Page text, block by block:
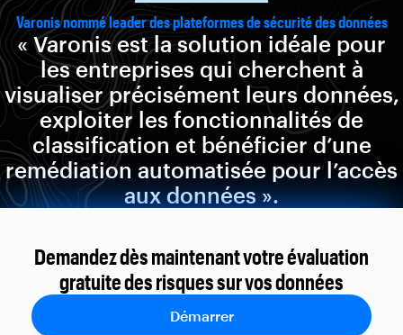
Varonis nommé leader des plateformes de sécurité des données
« Varonis est la solution idéale pour
les entreprises qui cherchent à
visualiser précisément leurs données,
exploiter les fonctionnalités de
classification et bénéficier d’une
remédiation automatisée pour l’accès
aux données ».
Demandez dès maintenant votre évaluation
gratuite des risques sur vos données
Démarrer